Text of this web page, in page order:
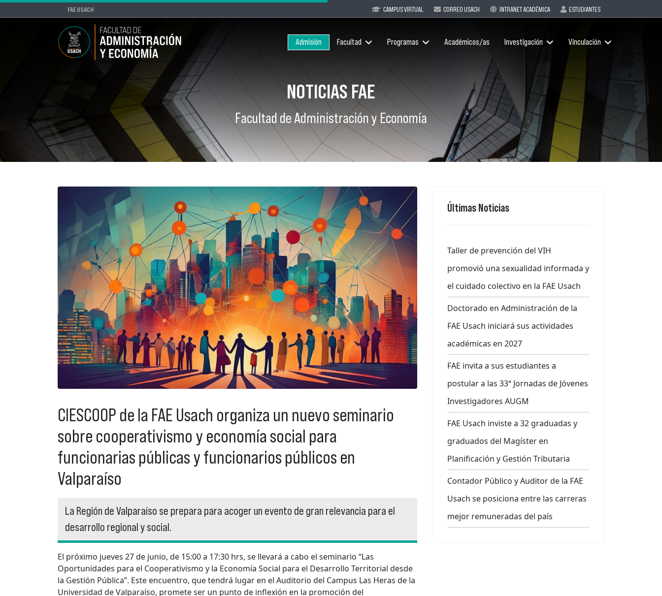
FAE USACH CAMPUS VIRTUAL CORREO USACH INTRANET ACADÉMICA ESTUDIANTES
Admisión Facultad Programas Académicos/as Investigación Vinculación
NOTICIAS FAE
Facultad de Administración y Economía
CIESCOOP de la FAE Usach organiza un nuevo seminario
sobre cooperativismo y economía social para
funcionarias públicas y funcionarios públicos en
Valparaíso
La Región de Valparaíso se prepara para acoger un evento de gran relevancia para el
desarrollo regional y social.
El próximo jueves 27 de junio, de 15:00 a 17:30 hrs, se llevará a cabo el seminario “Las
Oportunidades para el Cooperativismo y la Economía Social para el Desarrollo Territorial desde
la Gestión Pública”. Este encuentro, que tendrá lugar en el Auditorio del Campus Las Heras de la
Universidad de Valparaíso, promete ser un punto de inflexión en la promoción del
Últimas Noticias
Taller de prevención del VIH
promovió una sexualidad informada y
el cuidado colectivo en la FAE Usach
Doctorado en Administración de la
FAE Usach iniciará sus actividades
académicas en 2027
FAE invita a sus estudiantes a
postular a las 33ª Jornadas de Jóvenes
Investigadores AUGM
FAE Usach inviste a 32 graduadas y
graduados del Magíster en
Planificación y Gestión Tributaria
Contador Público y Auditor de la FAE
Usach se posiciona entre las carreras
mejor remuneradas del país